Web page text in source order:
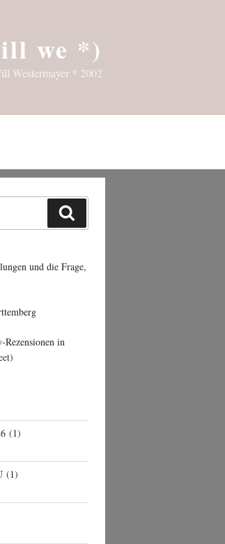
we *)
Westermayer * 2002
und die Frage,
Rezensionen in
(1)
(1)